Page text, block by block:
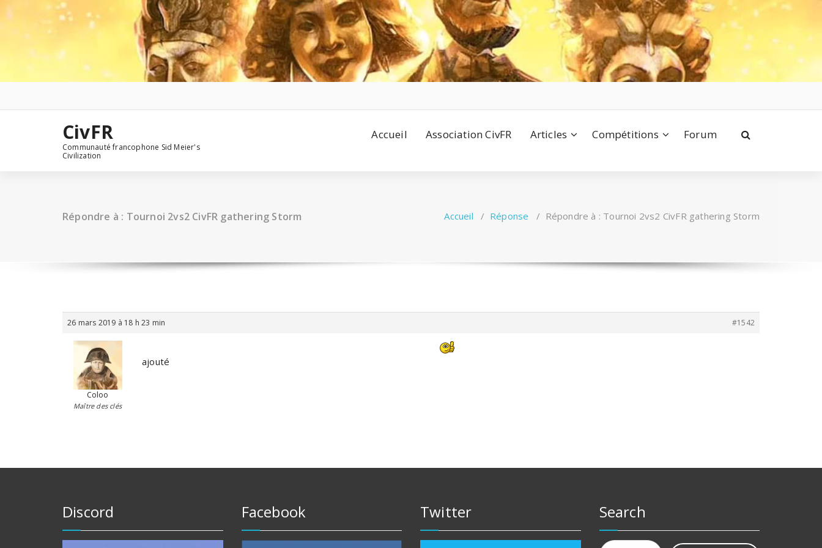
Aller
au
contenu
CivFR
Communauté francophone Sid Meier's
Civilization
Accueil Association CivFR Articles Compétitions Forum
Répondre à : Tournoi 2vs2 CivFR gathering Storm Accueil / Réponse / Répondre à : Tournoi 2vs2 CivFR gathering Storm
26 mars 2019 à 18 h 23 min #1542
Coloo
Maître des clés
ajouté
Discord Facebook Twitter Search
Rechercher :